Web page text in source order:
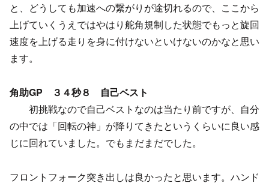
と、どうしても加速への繋がりが途切れるので、ここから
上げていくうえではやはり舵角規制した状態でもっと旋回
速度を上げる走りを身に付けないといけないのかなと思い
ます。
角助GP ３４秒８ 自己ベスト
初挑戦なので自己ベストなのは当たり前ですが、自分
の中では「回転の神」が降りてきたというくらいに良い感
じに回れていました。でもまだまだでした。
フロントフォーク突き出しは良かったと思います。ハンド